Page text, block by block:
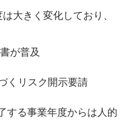
大きく変化しており、
が普及
くリスク開示要請
する事業年度からは人的